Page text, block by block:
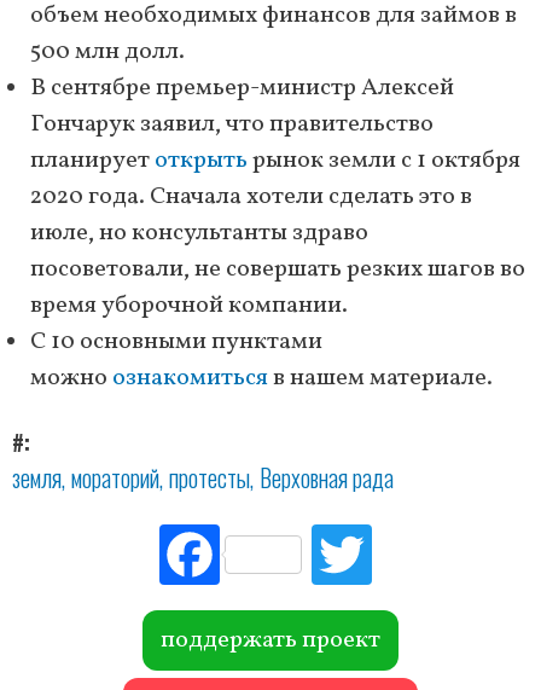
объем необходимых финансов для займов в
500 млн долл.
В сентябре премьер-министр Алексей
Гончарук заявил, что правительство
планируетоткрытьрынок земли с 1 октября
2020 года. Сначала хотели сделать это в
июле, но консультанты здраво
посоветовали, не совершать резких шагов во
время уборочной компании.
С 10 основными пунктами
можно ознакомитьсяв нашем материале.
#
земля мораторий протесты Верховная рада
Fac
ebo
ok r
поддержать проект